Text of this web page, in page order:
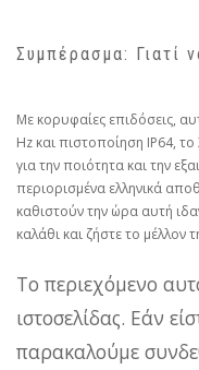
Συμπέρασμα: Γιατί
Με κορυφαίες επιδόσεις,
Hz και πιστοποίηση IP64,
για την ποιότητα και την
περιορισμένα ελληνικά
καθιστούν την ώρα αυτή
καλάθι και ζήστε το μέλλον
Το περιεχόμενο
ιστοσελίδας. Εάν
παρακαλούμε